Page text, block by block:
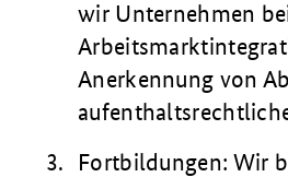
wir Unternehmen
Anerkennung von
Fortbildungen: Wir